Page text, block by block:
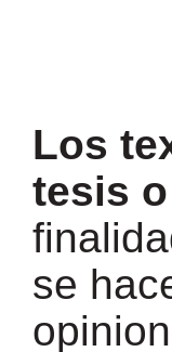
Los
tesis
se